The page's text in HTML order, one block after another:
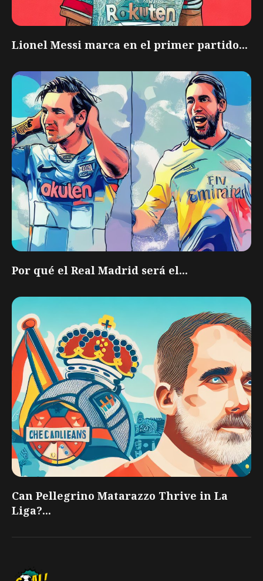
Lionel Messi marca en el primer partido...
Por qué el Real Madrid será el...
Can Pellegrino Matarazzo Thrive in La
Liga?...